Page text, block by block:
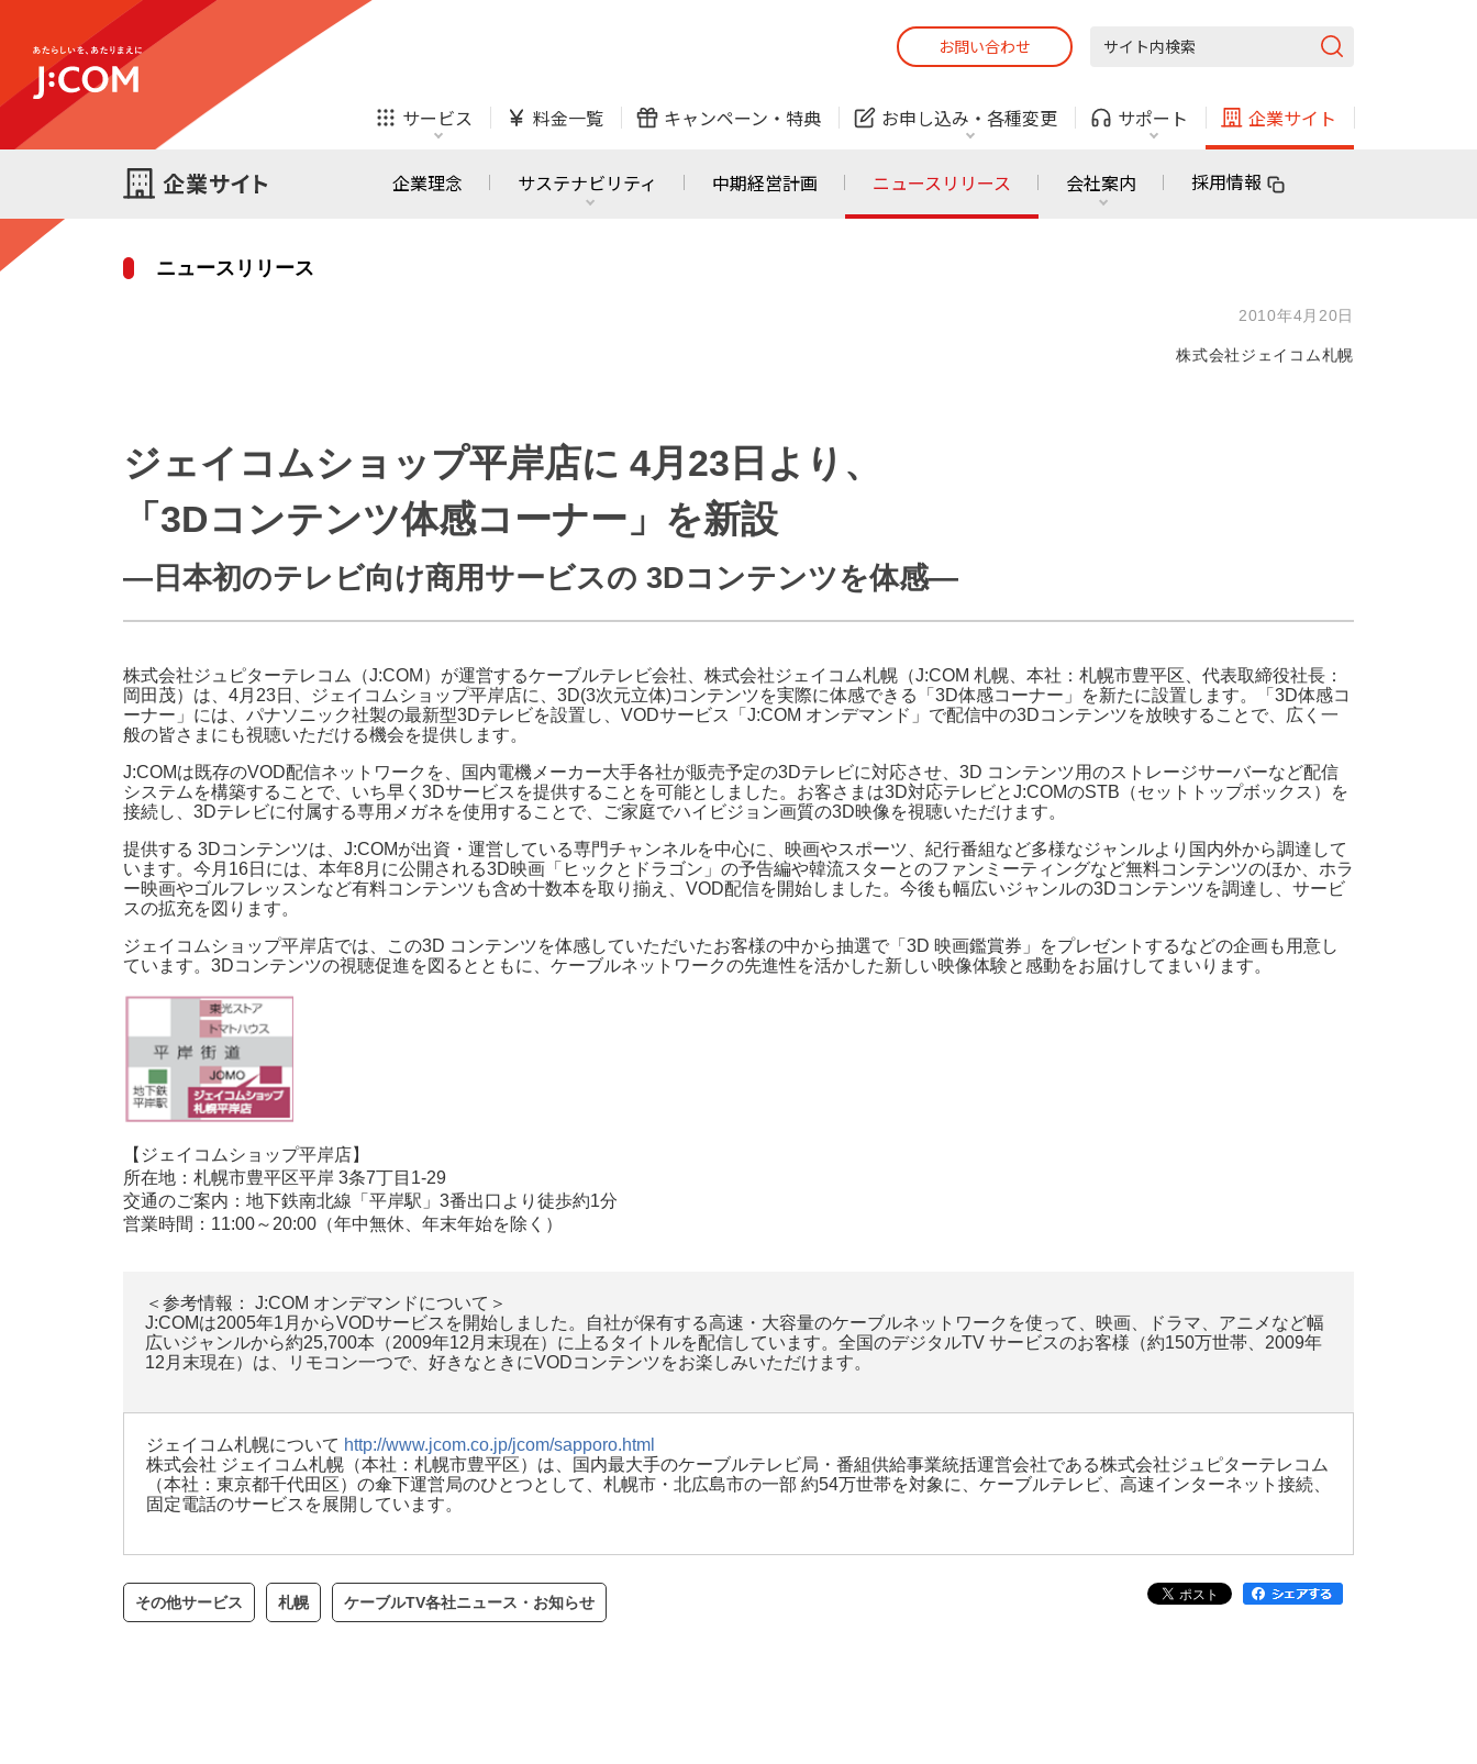
お問い合わせ
サービス 料金一覧 キャンペーン・ 特典 お申し込み・ 各種変更 サポート 企業サイト
ガス
利用できる物件も！
ガス
J:COM STREAM えんかくサポート
おうちサポート
防災情報サービス
自転車生活サポート
J:COMブックス
各種お手続き
訪問・窓口
テレビ でんき 固定電話
ほけん ローン 防犯カメラ
法人・自治体向けサービス
企業理念 サステナビリティ 中期経営計画 ニュースリリース 会社案内 採用情報
ニュースリリース
2010年4月20日
株式会社ジェイコム札幌
ジェイコムショップ平岸店に 4月23日より、
「3Dコンテンツ体感コーナー」を新設
―日本初のテレビ向け商用サービスの 3Dコンテンツを体感―
株式会社ジュピターテレコム（J:COM）が運営するケーブルテレビ会社、株式会社ジェイコム札幌（J:COM 札幌、本社：札幌市豊平区、代表取締役社長：
岡田茂）は、4月23日、ジェイコムショップ平岸店に、3D(3次元立体)コンテンツを実際に体感できる「3D体感コーナー」を新たに設置します。「3D体感コ
ーナー」には、パナソニック社製の最新型3Dテレビを設置し、VODサービス「J:COM オンデマンド」で配信中の3Dコンテンツを放映することで、広く一
般の皆さまにも視聴いただける機会を提供します。
J:COMは既存のVOD配信ネットワークを、国内電機メーカー大手各社が販売予定の3Dテレビに対応させ、3D コンテンツ用のストレージサーバーなど配信
システムを構築することで、いち早く3Dサービスを提供することを可能としました。お客さまは3D対応テレビとJ:COMのSTB（セットトップボックス）を
接続し、3Dテレビに付属する専用メガネを使用することで、ご家庭でハイビジョン画質の3D映像を視聴いただけます。
提供する 3Dコンテンツは、J:COMが出資・運営している専門チャンネルを中心に、映画やスポーツ、紀行番組など多様なジャンルより国内外から調達して
います。今月16日には、本年8月に公開される3D映画「ヒックとドラゴン」の予告編や韓流スターとのファンミーティングなど無料コンテンツのほか、ホラ
ー映画やゴルフレッスンなど有料コンテンツも含め十数本を取り揃え、VOD配信を開始しました。今後も幅広いジャンルの3Dコンテンツを調達し、サービ
スの拡充を図ります。
ジェイコムショップ平岸店では、この3D コンテンツを体感していただいたお客様の中から抽選で「3D 映画鑑賞券」をプレゼントするなどの企画も用意し
ています。3Dコンテンツの視聴促進を図るとともに、ケーブルネットワークの先進性を活かした新しい映像体験と感動をお届けしてまいります。
【ジェイコムショップ平岸店】
所在地：札幌市豊平区平岸 3条7丁目1-29
交通のご案内：地下鉄南北線「平岸駅」3番出口より徒歩約1分
営業時間：11:00～20:00（年中無休、年末年始を除く）
＜参考情報： J:COM オンデマンドについて＞
J:COMは2005年1月からVODサービスを開始しました。自社が保有する高速・大容量のケーブルネットワークを使って、映画、ドラマ、アニメなど幅
広いジャンルから約25,700本（2009年12月末現在）に上るタイトルを配信しています。全国のデジタルTV サービスのお客様（約150万世帯、2009年
12月末現在）は、リモコン一つで、好きなときにVODコンテンツをお楽しみいただけます。
ジェイコム札幌について http://www.jcom.co.jp/jcom/sapporo.html
株式会社 ジェイコム札幌（本社：札幌市豊平区）は、国内最大手のケーブルテレビ局・番組供給事業統括運営会社である株式会社ジュピターテレコム
（本社：東京都千代田区）の傘下運営局のひとつとして、札幌市・北広島市の一部 約54万世帯を対象に、ケーブルテレビ、高速インターネット接続、
固定電話のサービスを展開しています。
その他サービス 札幌 ケーブルTV各社ニュース・お知らせ